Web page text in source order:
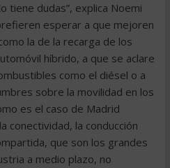
tiene dudas”, explica Noemi
esperar a que mejoren
la de la recarga de los
híbrido, a que se aclare
como el diésel o a
sobre la movilidad en los
es el caso de Madrid
conectividad, la conducción
que son los grandes
a medio plazo, no